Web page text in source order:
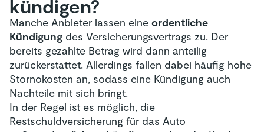
kündigen?
Manche Anbieter lassen eine ordentliche
Kündigung des Versicherungsvertrags zu. Der
bereits gezahlte Betrag wird dann anteilig
zurückerstattet. Allerdings fallen dabei häufig hohe
Stornokosten an, sodass eine Kündigung auch
Nachteile mit sich bringt.
In der Regel ist es möglich, die
Restschuldversicherung für das Auto